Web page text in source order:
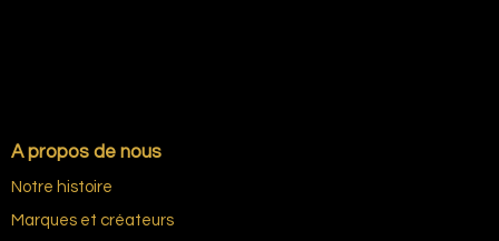
A propos de nous
Notre histoire
Marques et créateurs